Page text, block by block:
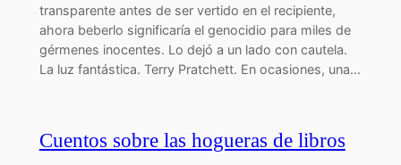
transparente antes de ser vertido en el recipiente,
ahora beberlo significaría el genocidio para miles de
gérmenes inocentes. Lo dejó a un lado con cautela.
La luz fantástica. Terry Pratchett. En ocasiones, una…
Cuentos sobre las hogueras de libros